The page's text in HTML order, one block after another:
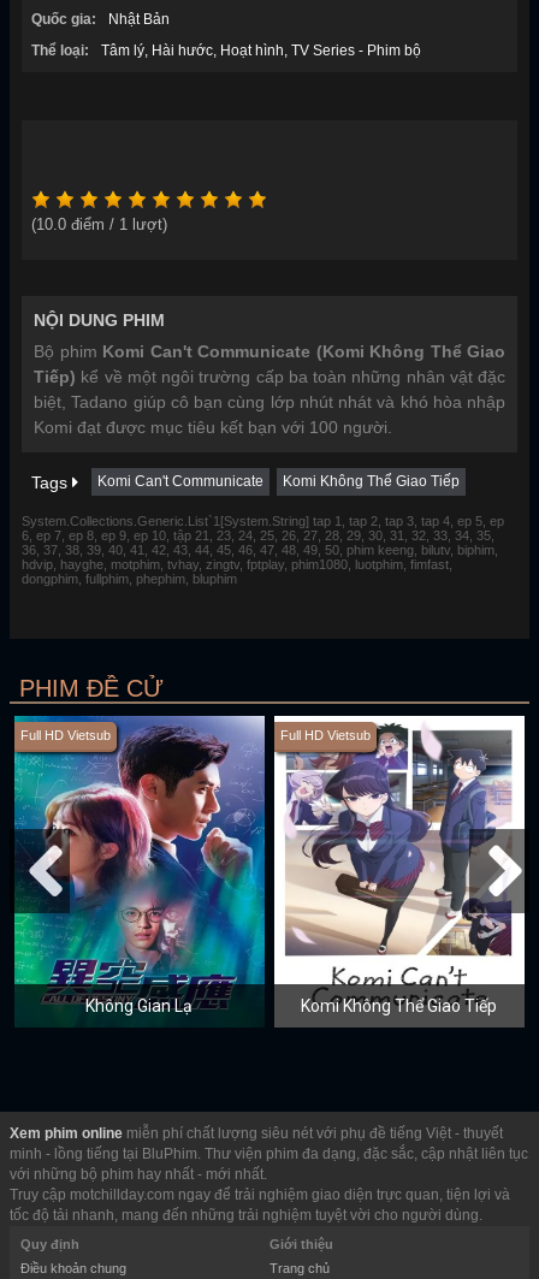
Quốc gia:
Nhật Bản
Thể loại:
Tâm lý Hài hước Hoạt hình TV Series - Phim bộ
(10.0 điểm / 1 lượt)
NỘI DUNG PHIM
Bộ phim Komi Can't Communicate (Komi Không Thể Giao
Tiếp) kể về một ngôi trường cấp ba toàn những nhân vật đặc
biệt, Tadano giúp cô bạn cùng lớp nhút nhát và khó hòa nhập
Komi đạt được mục tiêu kết bạn với 100 người.
Tags Komi Can't Communicate Komi Không Thể Giao Tiếp
System.Collections.Generic.List`1[System.String] tap 1, tap 2, tap 3, tap 4, ep 5, ep
6, ep 7, ep 8, ep 9, ep 10, tập 21, 23, 24, 25, 26, 27, 28, 29, 30, 31, 32, 33, 34, 35,
36, 37, 38, 39, 40, 41, 42, 43, 44, 45, 46, 47, 48, 49, 50, phim keeng, bilutv, biphim,
hdvip, hayghe, motphim, tvhay, zingtv, fptplay, phim1080, luotphim, fimfast,
dongphim, fullphim, phephim, bluphim
PHIM ĐỀ CỬ
Full HD Vietsub
Không Gian Lạ
Full HD Vietsub
Komi Không Thể Giao Tiếp
Xem phim online miễn phí chất lượng siêu nét với phụ đề tiếng Việt - thuyết
minh - lồng tiếng tại BluPhim. Thư viện phim đa dạng, đặc sắc, cập nhật liên tục
với những bộ phim hay nhất - mới nhất.
Truy cập motchillday.com ngay để trải nghiệm giao diện trực quan, tiện lợi và
tốc độ tải nhanh, mang đến những trải nghiệm tuyệt vời cho người dùng.
Quy định
Điều khoản chung
Giới thiệu
Trang chủ